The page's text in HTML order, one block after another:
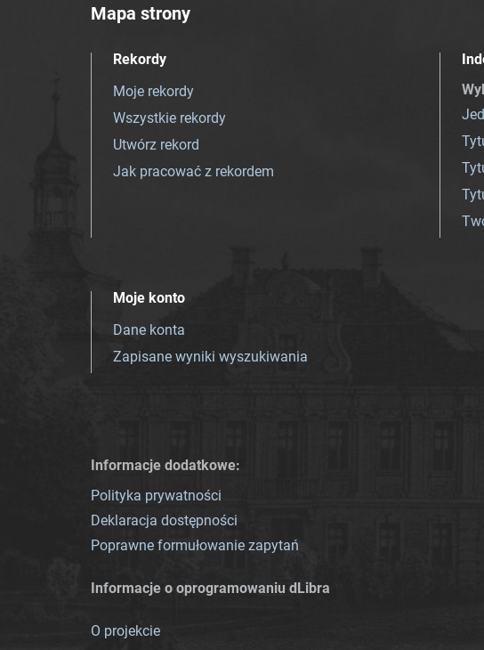
Mapa strony
Rekordy
Moje rekordy
Wszystkie rekordy
Utwórz rekord
Jak pracować z rekordem
Moje konto
Dane konta
Zapisane wyniki wyszukiwania
Informacje dodatkowe:
Polityka prywatności
Deklaracja dostępności
Poprawne formułowanie zapytań
Informacje o oprogramowaniu dLibra
O projekcie